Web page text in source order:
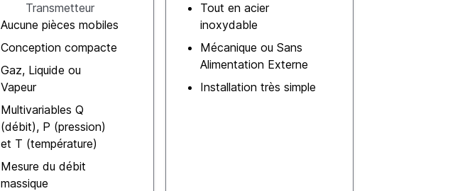
Transmetteur
Aucune pièces mobiles
Conception compacte
Gaz, Liquide ou
Vapeur
Multivariables Q
(débit), P (pression)
et T (température)
Mesure du débit
massique
Tout en acier
inoxydable
Mécanique ou Sans
Alimentation Externe
Installation très simple